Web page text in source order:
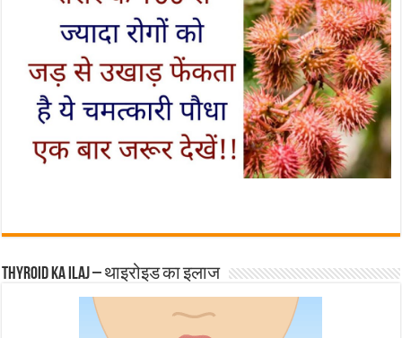
Thyroid ka ilaj – थाइरोइड का इलाज